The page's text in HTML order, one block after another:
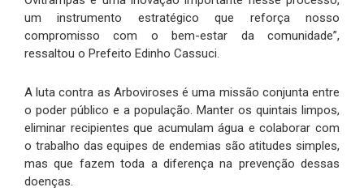
um instrumento estratégico que reforça nosso
compromisso com o bem-estar da comunidade”,
ressaltou o Prefeito Edinho Cassuci.
A luta contra as Arboviroses é uma missão conjunta entre
o poder público e a população. Manter os quintais limpos,
eliminar recipientes que acumulam água e colaborar com
o trabalho das equipes de endemias são atitudes simples,
mas que fazem toda a diferença na prevenção dessas
doenças.